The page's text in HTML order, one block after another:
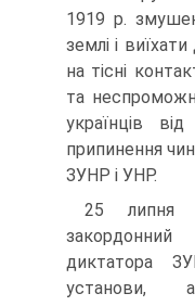
1919 р.
землі і
на тісні
та
українців
припинення
ЗУНР і УНР.
25 липня
диктатора
установи,